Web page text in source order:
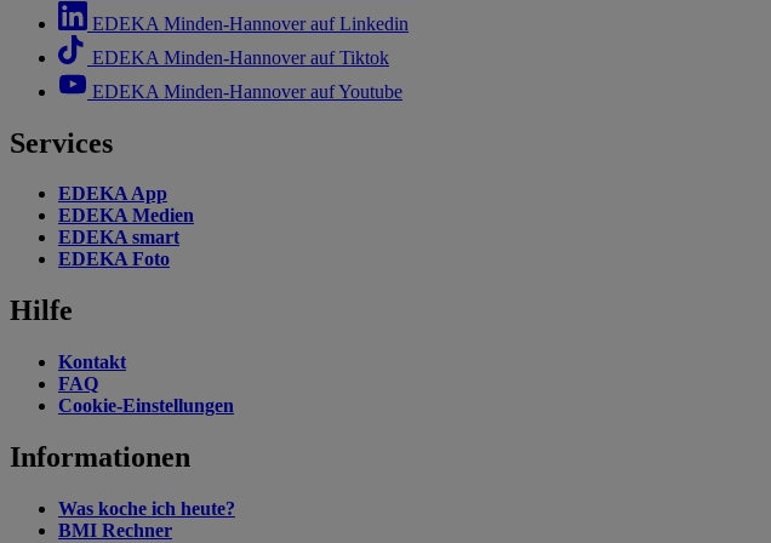
EDEKA Minden-Hannover auf Linkedin
EDEKA Minden-Hannover auf Tiktok
EDEKA Minden-Hannover auf Youtube
Services
EDEKA App
EDEKA Medien
EDEKA smart
EDEKA Foto
Hilfe
Kontakt
FAQ
Cookie-Einstellungen
Informationen
Was koche ich heute?
BMI Rechner